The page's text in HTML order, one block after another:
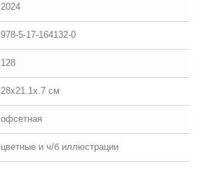
2024
978-5-17-164132-0
128
28x21.1x.7 см
офсетная
цветные и ч/б иллюстрации